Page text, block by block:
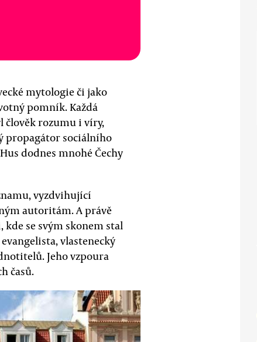
mytologie či jako
pomník. Každá
člověk rozumu i víry,
propagátor sociálního
dodnes mnohé Čechy
vyzdvihující
autoritám. A právě
se svým skonem stal
vlastenecký
Jeho vzpoura
časů.